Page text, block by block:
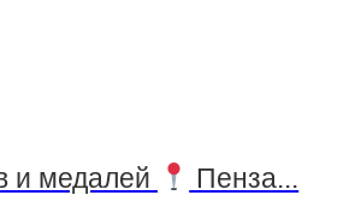
и медалей Пенза...